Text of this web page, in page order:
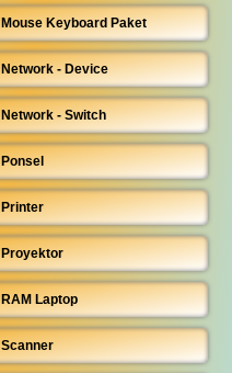
Mouse Keyboard Paket
Network - Device
Network - Switch
Ponsel
Printer
Proyektor
RAM Laptop
Scanner